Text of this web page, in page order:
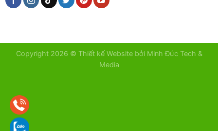
Copyright 2026 © Thiết kế Website bởi Minh Đức Tech &
Media